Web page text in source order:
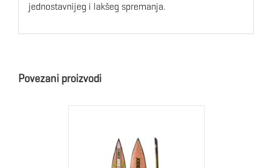
jednostavnijeg i lakšeg spremanja.
Povezani proizvodi